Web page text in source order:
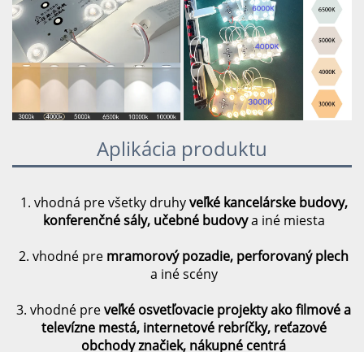
Aplikácia produktu
1. vhodná pre všetky druhyveľké kancelárske budovy,
konferenčné sály, učebné budovya iné miesta
2. vhodné pre mramorový pozadie, perforovaný plech
a iné scény
3. vhodné preveľké osvetľovacie projekty ako filmové a
televízne mestá, internetové rebríčky, reťazové
obchody značiek, nákupné centrá